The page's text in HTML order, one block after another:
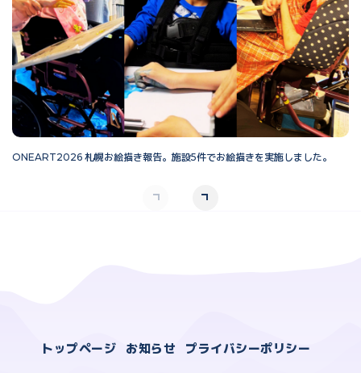
ONEART2026 札幌お絵描き報告。施設5件でお絵描きを実施しました。
トップページ お知らせ プライバシーポリシー